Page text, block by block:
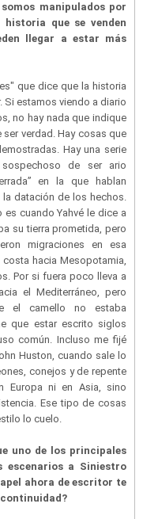
manipulados por
que se venden
llegar a estar más
que dice que la historia
Si estamos viendo a diario
no hay nada que indique
verdad. Hay cosas que
Hay una serie
de ser ario
en la que hablan
datación de los hechos.
cuando Yahvé le dice a
su tierra prometida, pero
migraciones en esa
hacia Mesopotamia,
Por si fuera poco lleva a
el Mediterráneo, pero
el camello no estaba
que estar escrito siglos
común. Incluso me fijé
Huston, cuando sale lo
conejos y de repente
Europa ni en Asia, sino
Ese tipo de cosas
lo cuelo.
uno de los principales
a Siniestro
ahora de escritor te